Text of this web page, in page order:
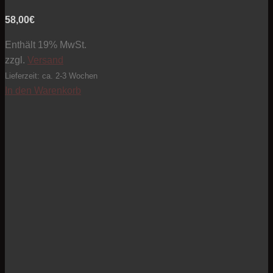
58,00€
Enthält 19% MwSt.
zzgl. Versand
Lieferzeit: ca. 2-3 Wochen
In den Warenkorb